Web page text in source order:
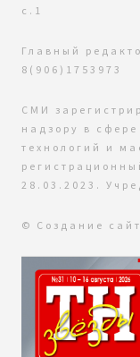
с.1
Главный
8(906)1753973
СМИ
надзору в
технологий и
28.03.2023.
© Создание